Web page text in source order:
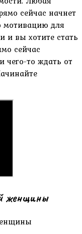
сейчас начнет
мотивацию для
и вы хотите стать
сейчас
чего-то ждать от
женщины